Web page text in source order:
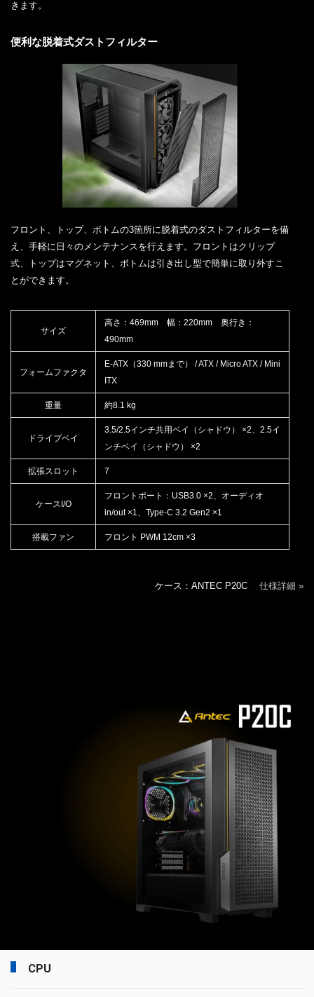
きます。
便利な脱着式ダストフィルター
フロント、トップ、ボトムの3箇所に脱着式のダストフィルターを備
え、手軽に日々のメンテナンスを行えます。フロントはクリップ
式、トップはマグネット、ボトムは引き出し型で簡単に取り外すこ
とができます。
サイズ
高さ：469mm 幅：220mm 奥行き：
490mm
フォームファクタ
E-ATX（330 mmまで） / ATX / Micro ATX / Mini
ITX
重量 約8.1 kg
ドライブベイ
3.5/2.5インチ共用ベイ（シャドウ） ×2、2.5イ
ンチベイ（シャドウ） ×2
拡張スロット 7
ケースI/O
フロントポート：USB3.0 ×2、オーディオ
in/out ×1、Type-C 3.2 Gen2 ×1
搭載ファン フロント PWM 12cm ×3
ケース：ANTEC P20C 仕様詳細 »
CPU